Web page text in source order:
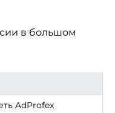
в большом
AdProfex